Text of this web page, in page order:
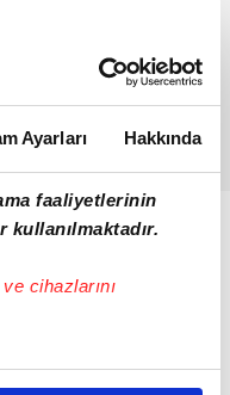
Ayarları Hakkında
faaliyetlerinin
cihazlarını
sizlere özel